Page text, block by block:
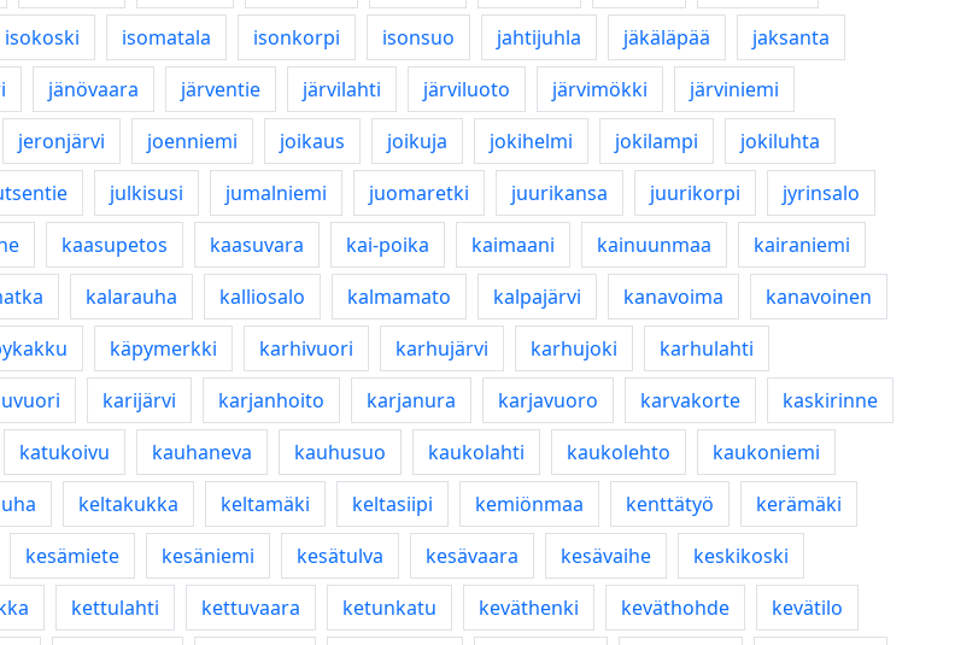
isokoski isomatala isonkorpi isonsuo jahtijuhla jäkäläpää
jaksanta
jänövaara järventie järvilahti järviluoto järvimökki
järviniemi
jeronjärvi joenniemi joikaus joikuja jokihelmi jokilampi
jokiluhta
julkisusi jumalniemi juomaretki juurikansa juurikorpi
jyrinsalo
kaasupetos kaasuvara kai-poika kaimaani kainuunmaa
kairaniemi
kalarauha kalliosalo kalmamato kalpajärvi kanavoima
kanavoinen
käpymerkki karhivuori karhujärvi karhujoki
karhulahti
karijärvi karjanhoito karjanura karjavuoro karvakorte
kaskirinne
katukoivu kauhaneva kauhusuo kaukolahti kaukolehto
kaukoniemi
keltakukka keltamäki keltasiipi kemiönmaa kenttätyö
kerämäki
kesämiete kesäniemi kesätulva kesävaara kesävaihe
keskikoski
kettulahti kettuvaara ketunkatu keväthenki keväthohde
kevätilo